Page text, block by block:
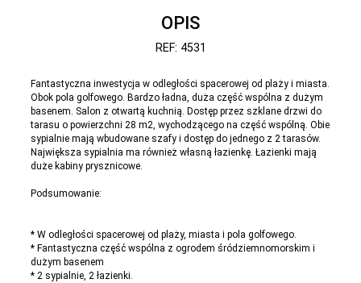
OPIS
REF: 4531
Fantastyczna inwestycja w odległości spacerowej od plaży i miasta.
Obok pola golfowego. Bardzo ładna, duża część wspólna z dużym
basenem. Salon z otwartą kuchnią. Dostęp przez szklane drzwi do
tarasu o powierzchni 28 m2, wychodzącego na część wspólną. Obie
sypialnie mają wbudowane szafy i dostęp do jednego z 2 tarasów.
Największa sypialnia ma również własną łazienkę. Łazienki mają
duże kabiny prysznicowe.
Podsumowanie:
* W odległości spacerowej od plaży, miasta i pola golfowego.
* Fantastyczna część wspólna z ogrodem śródziemnomorskim i
dużym basenem
* 2 sypialnie, 2 łazienki.